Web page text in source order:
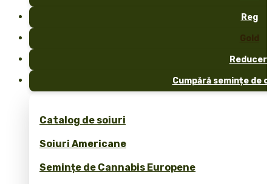
Reg
Gold
Reduceri
Cumpără semințe de
Catalog de soiuri
Soiuri Americane
Semințe de Cannabis Europene